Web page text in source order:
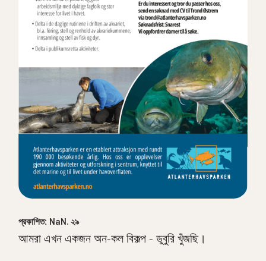
প্রকাশিত: NaN. ২৯
আমরা এখন একজন অন-কল বিকল্প - ডুবুরি খুঁজছি।